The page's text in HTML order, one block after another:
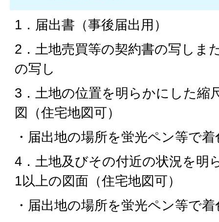
1．届出書（事後届出用）
2．土地売買等の契約書の写しま
の写し
3．土地の位置を明らかにした縮
図（住宅地図可）
・届出地の場所を蛍光ペン等で
4．土地及びその付近の状況を明
1以上の図面（住宅地図可）
・届出地の場所を蛍光ペン等で